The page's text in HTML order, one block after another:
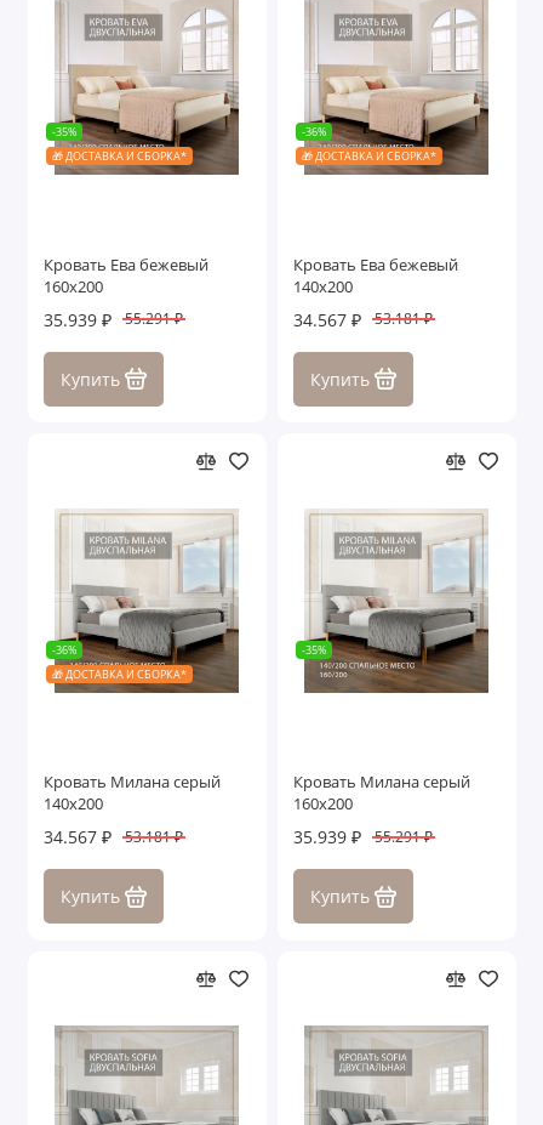
-35%
🎁 ДОСТАВКА И СБОРКА*
Кровать Ева бежевый
160х200
35.939 ₽ 55.291 ₽
Купить
-36%
🎁 ДОСТАВКА И СБОРКА*
Кровать Ева бежевый
140х200
34.567 ₽ 53.181 ₽
Купить
-36%
🎁 ДОСТАВКА И СБОРКА*
Кровать Милана серый
140х200
34.567 ₽ 53.181 ₽
Купить
-35%
Кровать Милана серый
160х200
35.939 ₽ 55.291 ₽
Купить